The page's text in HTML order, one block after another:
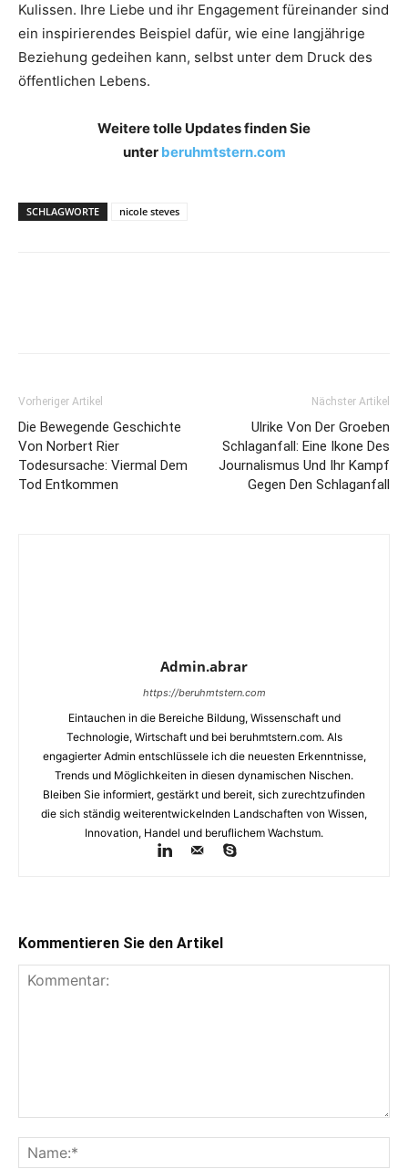
Kulissen. Ihre Liebe und ihr Engagement füreinander sind
ein inspirierendes Beispiel dafür, wie eine langjährige
Beziehung gedeihen kann, selbst unter dem Druck des
öffentlichen Lebens.
Weitere tolle Updates finden Sie
unter beruhmtstern.com
SCHLAGWORTE nicole steves
Vorheriger Artikel
Die Bewegende Geschichte
Von Norbert Rier
Todesursache: Viermal Dem
Tod Entkommen
Nächster Artikel
Ulrike Von Der Groeben
Schlaganfall: Eine Ikone Des
Journalismus Und Ihr Kampf
Gegen Den Schlaganfall
Admin.abrar
https://beruhmtstern.com
Eintauchen in die Bereiche Bildung, Wissenschaft und
Technologie, Wirtschaft und bei beruhmtstern.com. Als
engagierter Admin entschlüssele ich die neuesten Erkenntnisse,
Trends und Möglichkeiten in diesen dynamischen Nischen.
Bleiben Sie informiert, gestärkt und bereit, sich zurechtzufinden
die sich ständig weiterentwickelnden Landschaften von Wissen,
Innovation, Handel und beruflichem Wachstum.
Kommentieren Sie den Artikel